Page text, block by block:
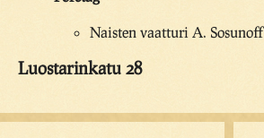
Naisten vaatturi A. Sosunoff
Luostarinkatu 28